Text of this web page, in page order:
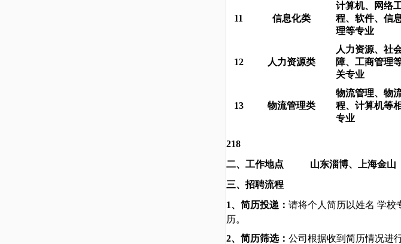
11 信息化类
计算机、网络
程、软件、信
理等专业
12 人力资源类
人力资源、社
障、工商管理
关专业
13 物流管理类
物流管理、物
程、计算机等
专业
218
二、工作地点
山东淄博、上海金山
三、招聘流程
1、简历投递： 请将个人简历以姓名 学校
历。
2、简历筛选： 公司根据收到简历情况进